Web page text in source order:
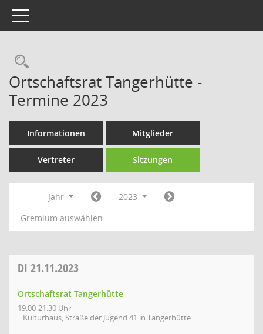
Toggle navigation
Rechercheauswahl
Ortschaftsrat Tangerhütte -
Termine 2023
Informationen Mitglieder
Vertreter Sitzungen
Jahr
2023
Gremium auswählen
DI 21.11.2023
Ortschaftsrat Tangerhütte
19:00-21:30 Uhr
Kulturhaus, Straße der Jugend 41 in Tangerhütte